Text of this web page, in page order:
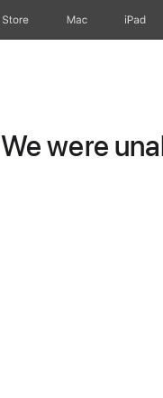
Store Mac iPad
We were